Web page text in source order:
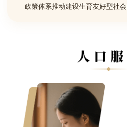
政策体系推动建设生育友好型社